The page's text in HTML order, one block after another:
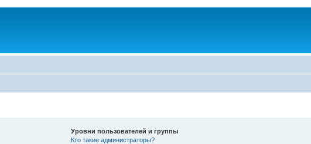
Уровни пользователей и группы
Кто такие администраторы?